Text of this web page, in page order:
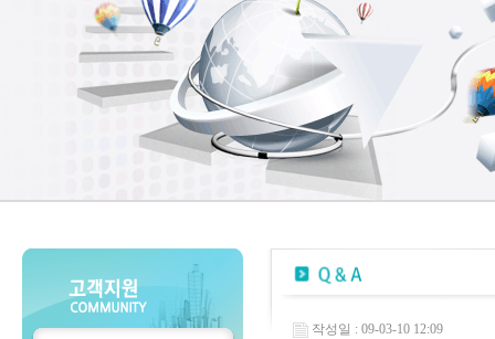
작성일 : 09-03-10 12:09